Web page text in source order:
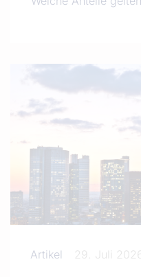
Artikel 29. Juli